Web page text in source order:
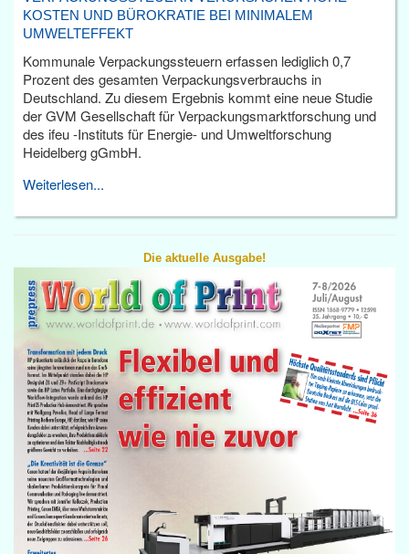
KOSTEN UND BÜROKRATIE BEI MINIMALEM
UMWELTEFFEKT
Kommunale Verpackungssteuern erfassen lediglich 0,7
Prozent des gesamten Verpackungsverbrauchs in
Deutschland. Zu diesem Ergebnis kommt eine neue Studie
der GVM Gesellschaft für Verpackungsmarktforschung und
des ifeu -Instituts für Energie- und Umweltforschung
Heidelberg gGmbH.
Weiterlesen...
Die aktuelle Ausgabe!